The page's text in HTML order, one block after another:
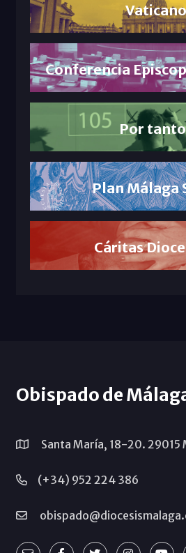
Vaticano
Conferencia
Por
Plan Málaga
Cáritas
Obispado de
Santa María, 18-20. 29015
(+34) 952 224 386